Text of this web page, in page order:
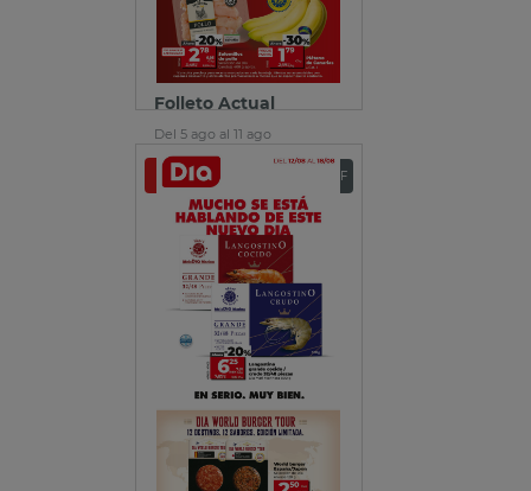
Folleto Actual
Del 5 ago al 11 ago
Ver folleto Descargar PDF